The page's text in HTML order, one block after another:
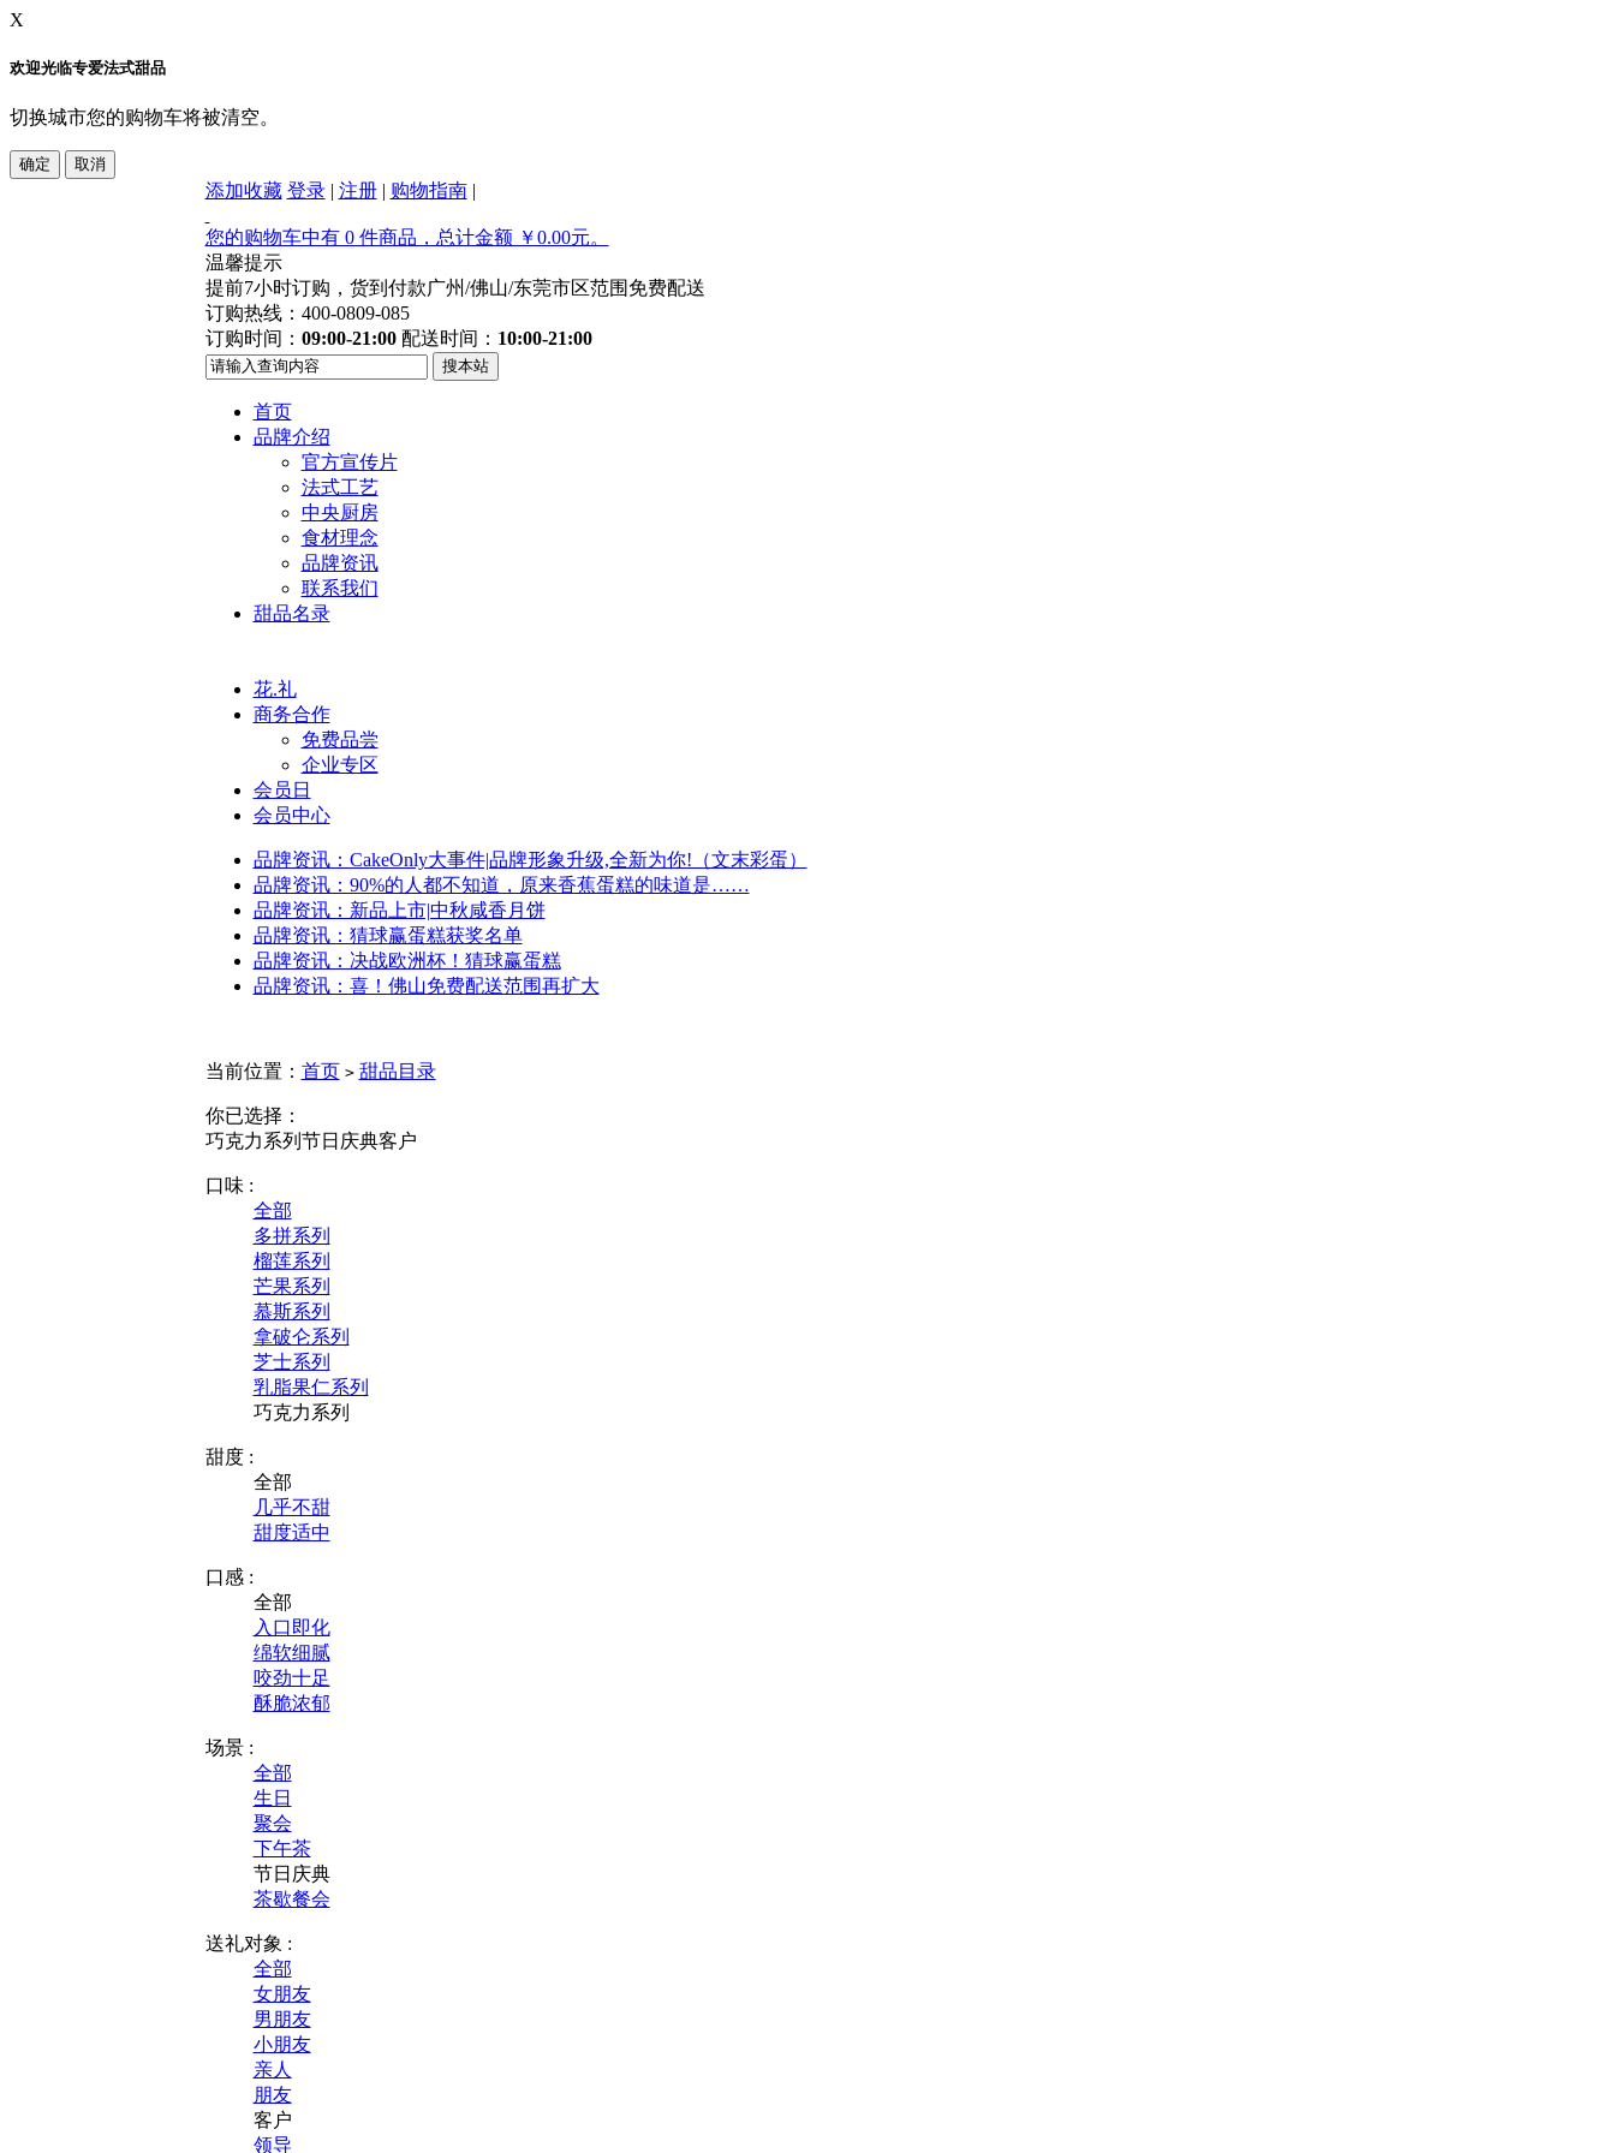
X
欢迎光临专爱法式甜品
切换城市您的购物车将被清空。
添加收藏 登录| 注册| 购物指南|
您的购物车中有 0 件商品，总计金额 ￥0.00元。
温馨提示
提前7小时订购，货到付款广州/佛山/东莞市区范围免费配送
订购热线：400-0809-085
订购时间： 09:00-21:00配送时间： 10:00-21:00
首页
品牌介绍
官方宣传片
法式工艺
中央厨房
食材理念
品牌资讯
联系我们
甜品名录
花.礼
商务合作
免费品尝
企业专区
会员日
会员中心
品牌资讯：CakeOnly大事件|品牌形象升级,全新为你!（文末彩蛋）
品牌资讯：90%的人都不知道，原来香蕉蛋糕的味道是……
品牌资讯：新品上市|中秋咸香月饼
品牌资讯：猜球赢蛋糕获奖名单
品牌资讯：决战欧洲杯！猜球赢蛋糕
品牌资讯：喜！佛山免费配送范围再扩大
当前位置： 首页 > 甜品目录
你已选择：
巧克力系列 节日庆典客户
口味 :
全部
多拼系列
榴莲系列
芒果系列
慕斯系列
拿破仑系列
芝士系列
乳脂果仁系列
巧克力系列
甜度 :
全部
几乎不甜
甜度适中
口感 :
全部
入口即化
绵软细腻
咬劲十足
酥脆浓郁
场景 :
全部
生日
聚会
下午茶
节日庆典
茶歇餐会
送礼对象 :
全部
女朋友
男朋友
小朋友
亲人
朋友
客户
领导